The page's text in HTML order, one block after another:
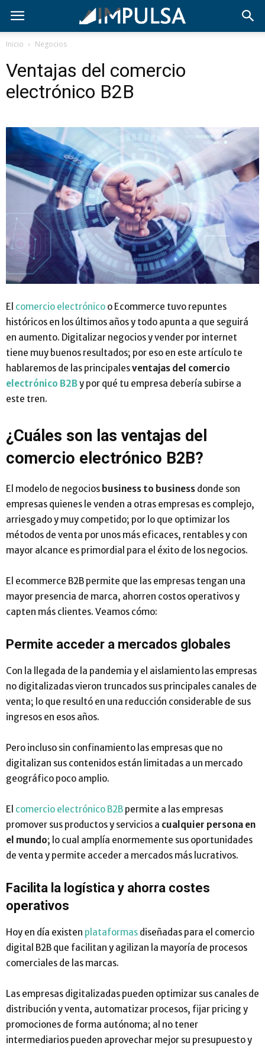
Inicio Negocios
Ventajas del comercio
electrónico B2B
El comercio electrónico o Ecommerce tuvo repuntes
históricos en los últimos años y todo apunta a que seguirá
en aumento. Digitalizar negocios y vender por internet
tiene muy buenos resultados; por eso en este artículo te
hablaremos de las principalesventajas del comercio
electrónico B2By por qué tu empresa debería subirse a
este tren.
¿Cuáles son las ventajas del
comercio electrónico B2B?
El modelo de negocios business to business donde son
empresas quienes le venden a otras empresas es complejo,
arriesgado y muy competido; por lo que optimizar los
métodos de venta por unos más eficaces, rentables y con
mayor alcance es primordial para el éxito de los negocios.
El ecommerce B2B permite que las empresas tengan una
mayor presencia de marca, ahorren costos operativos y
capten más clientes. Veamos cómo:
Permite acceder a mercados globales
Con la llegada de la pandemia y el aislamiento las empresas
no digitalizadas vieron truncados sus principales canales de
venta; lo que resultó en una reducción considerable de sus
ingresos en esos años.
Pero incluso sin confinamiento las empresas que no
digitalizan sus contenidos están limitadas a un mercado
geográfico poco amplio.
El comercio electrónico B2B permite a las empresas
promover sus productos y servicios a cualquier persona en
el mundo; lo cual amplía enormemente sus oportunidades
de venta y permite acceder a mercados más lucrativos.
Facilita la logística y ahorra costes
operativos
Hoy en día existen plataformas diseñadas para el comercio
digital B2B que facilitan y agilizan la mayoría de procesos
comerciales de las marcas.
Las empresas digitalizadas pueden optimizar sus canales de
distribución y venta, automatizar procesos, fijar pricing y
promociones de forma autónoma; al no tener
intermediarios pueden aprovechar mejor su presupuesto y